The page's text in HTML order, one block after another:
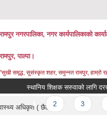
रामपुर नगरपालिका, नगर कार्यपालिकाको
रामपुर, पाल्पा।
"सुखी समृद्ध, सुसंस्कृत शहर, समुन्नत रामपुर, हाम्रो
स्थानिय शिक्षक सरुवाको लागि
Pages
1 2
here
अधिकृत ( छैठौं)